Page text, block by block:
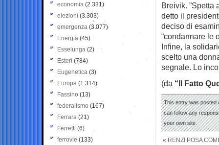
Breivik. ”Spetta
detto il
deciso di
“condannare le
Infine, la
scelto una
segnale. Lo
(da “Il Fatto
This entry was posted
can follow any
your own site.
« RENZI POSA
economia (2.331)
elezioni (3.303)
emergenza (3.077)
Energia (45)
Esselunga (2)
Esteri (784)
Eugenetica (3)
Europa (1.314)
Fassino (13)
federalismo (167)
Ferrara (21)
Ferretti (6)
ferrovie (133)